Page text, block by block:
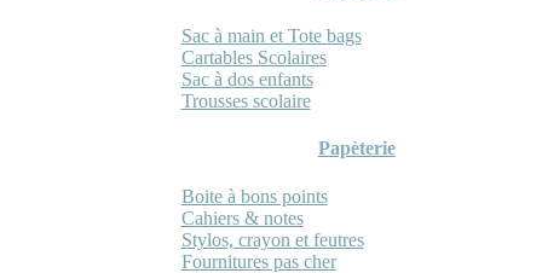
Sac à main et Tote bags
Cartables Scolaires
Sac à dos enfants
Trousses scolaire
Papèterie
Boite à bons points
Cahiers & notes
Stylos, crayon et feutres
Fournitures pas cher